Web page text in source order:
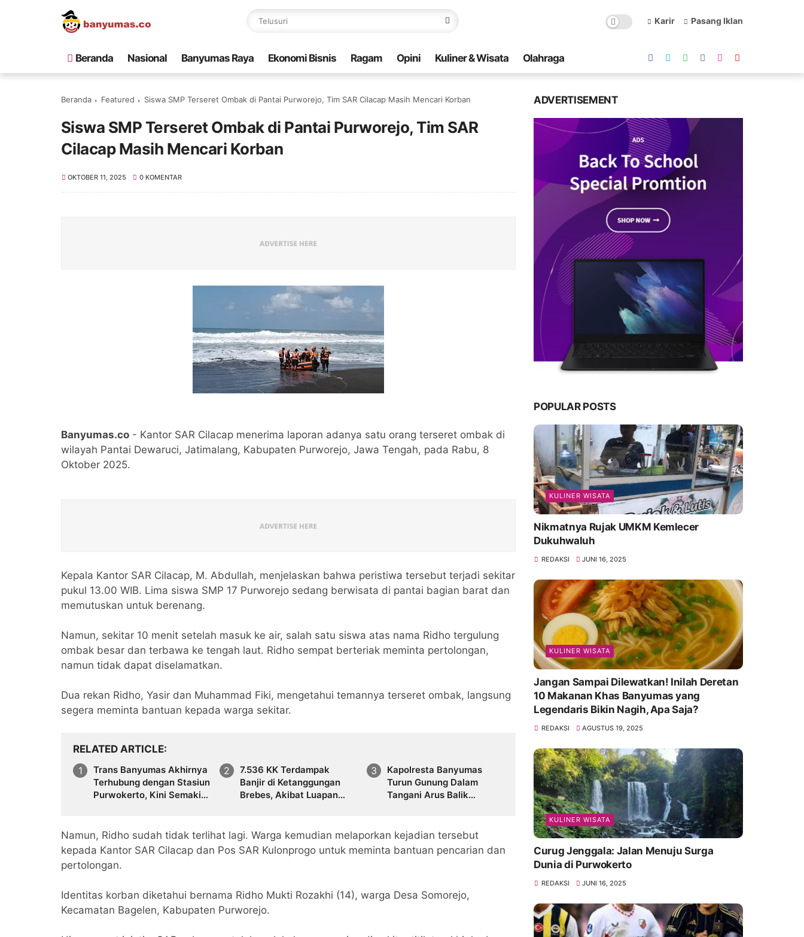
Karir Pasang Iklan
Beranda Nasional Banyumas Raya Ekonomi Bisnis Ragam Opini Kuliner & Wisata Olahraga
Beranda Featured Siswa SMP Terseret Ombak di Pantai Purworejo, Tim SAR Cilacap Masih Mencari Korban
Siswa SMP Terseret Ombak di Pantai Purworejo, Tim SAR
Cilacap Masih Mencari Korban
OKTOBER 11, 2025 0 KOMENTAR
Banyumas.co - Kantor SAR Cilacap menerima laporan adanya satu orang terseret ombak di
wilayah Pantai Dewaruci, Jatimalang, Kabupaten Purworejo, Jawa Tengah, pada Rabu, 8
Oktober 2025.
Kepala Kantor SAR Cilacap, M. Abdullah, menjelaskan bahwa peristiwa tersebut terjadi sekitar
pukul 13.00 WIB. Lima siswa SMP 17 Purworejo sedang berwisata di pantai bagian barat dan
memutuskan untuk berenang.
Namun, sekitar 10 menit setelah masuk ke air, salah satu siswa atas nama Ridho tergulung
ombak besar dan terbawa ke tengah laut. Ridho sempat berteriak meminta pertolongan,
namun tidak dapat diselamatkan.
Dua rekan Ridho, Yasir dan Muhammad Fiki, mengetahui temannya terseret ombak, langsung
segera meminta bantuan kepada warga sekitar.
RELATED ARTICLE
Trans Banyumas Akhirnya
Terhubung dengan Stasiun
Purwokerto, Kini Semakin
7.536 KK Terdampak
Banjir di Ketanggungan
Brebes, Akibat Luapan
Kapolresta Banyumas
Turun Gunung Dalam
Tangani Arus Balik
Namun, Ridho sudah tidak terlihat lagi. Warga kemudian melaporkan kejadian tersebut
kepada Kantor SAR Cilacap dan Pos SAR Kulonprogo untuk meminta bantuan pencarian dan
pertolongan.
Identitas korban diketahui bernama Ridho Mukti Rozakhi (14), warga Desa Somorejo,
Kecamatan Bagelen, Kabupaten Purworejo.
ADVERTISEMENT
POPULAR POSTS
KULINER WISATA
Nikmatnya Rujak UMKM Kemlecer
Dukuhwaluh
REDAKSI JUNI 16, 2025
KULINER WISATA
Jangan Sampai Dilewatkan! Inilah Deretan
10 Makanan Khas Banyumas yang
Legendaris Bikin Nagih, Apa Saja?
REDAKSI AGUSTUS 19, 2025
KULINER WISATA
Curug Jenggala: Jalan Menuju Surga
Dunia di Purwokerto
REDAKSI JUNI 16, 2025